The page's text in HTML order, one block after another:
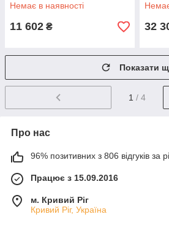
Немає в наявності
11 602 ₴ 32
Показати
1 / 4
Про нас
96% позитивних з 806 відгуків за
Працює з 15.09.2016
м. Кривий Ріг
Кривий Ріг, Україна